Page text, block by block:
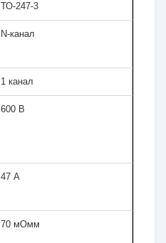
ТО-247-3
N-канал
1 канал
600 В
47 А
70 мОмм